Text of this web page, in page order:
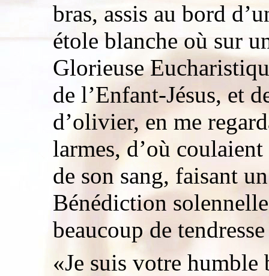
bras, assis au bord
étole blanche où sur
Glorieuse
de l’Enfant-Jésus, et
d’olivier, en me
larmes, d’où
de son sang, faisant
Bénédiction
beaucoup de
«Je suis votre humble